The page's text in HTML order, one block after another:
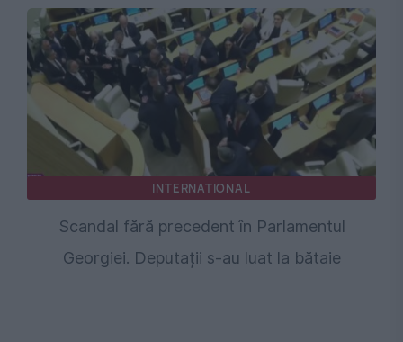
INTERNATIONAL
Scandal fără precedent în Parlamentul
Georgiei. Deputații s-au luat la bătaie